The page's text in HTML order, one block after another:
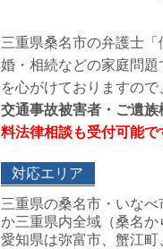
三重県桑名市の弁護士
婚・相続などの家庭問
を心がけておりますので
交通事故被害者・ご遺族
料法律相談も受付可能で
対応エリア
三重県の桑名市・いな
か三重県内全域（桑名か
愛知県は弥富市、蟹江